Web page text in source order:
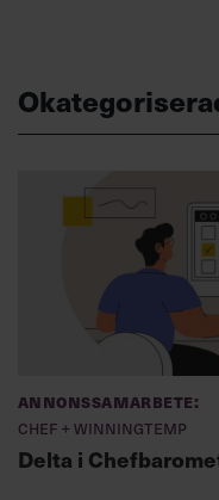
Annonssamarbete:
Chef + Winningtemp
Delta i